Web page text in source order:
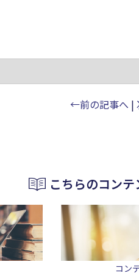
←前の記事へ |
こちらのコン
コン